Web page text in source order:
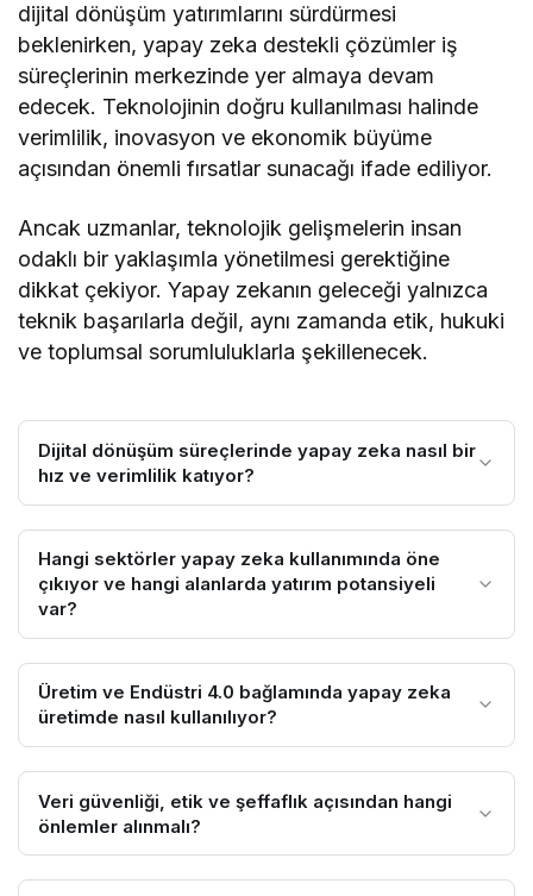
dijital dönüşüm yatırımlarını sürdürmesi
beklenirken, yapay zeka destekli çözümler iş
süreçlerinin merkezinde yer almaya devam
edecek. Teknolojinin doğru kullanılması halinde
verimlilik, inovasyon ve ekonomik büyüme
açısından önemli fırsatlar sunacağı ifade ediliyor.
Ancak uzmanlar, teknolojik gelişmelerin insan
odaklı bir yaklaşımla yönetilmesi gerektiğine
dikkat çekiyor. Yapay zekanın geleceği yalnızca
teknik başarılarla değil, aynı zamanda etik, hukuki
ve toplumsal sorumluluklarla şekillenecek.
Dijital dönüşüm süreçlerinde yapay zeka nasıl bir
hız ve verimlilik katıyor?
Hangi sektörler yapay zeka kullanımında öne
çıkıyor ve hangi alanlarda yatırım potansiyeli
var?
Üretim ve Endüstri 4.0 bağlamında yapay zeka
üretimde nasıl kullanılıyor?
Veri güvenliği, etik ve şeffaflık açısından hangi
önlemler alınmalı?